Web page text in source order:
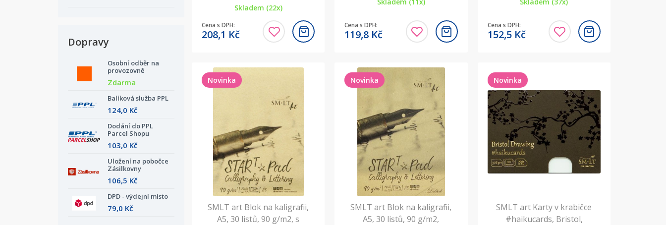
Skladem (22x)
Cena s DPH:
208,1 Kč
Cena s DPH:
119,8 Kč
Cena s DPH:
152,5 Kč
Novinka
SMLT art Blok na kaligrafii,
A5, 30 listů, 90 g/m2, s
Novinka
SMLT art Blok na kaligrafii,
A5, 30 listů, 90 g/m2,
Novinka
SMLT art Karty v krabičce
#haikucards, Bristol,
Dopravy
Osobní odběr na
provozovně
Zdarma
Balíková služba PPL
124,0 Kč
Dodání do PPL
Parcel Shopu
103,0 Kč
Uložení na pobočce
Zásilkovny
106,5 Kč
DPD - výdejní místo
79,0 Kč